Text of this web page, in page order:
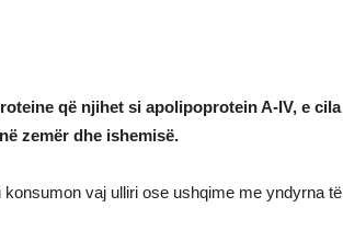
që njihet si apolipoprotein A-IV, e cila
zemër dhe ishemisë.
vaj ulliri ose ushqime me yndyrna të